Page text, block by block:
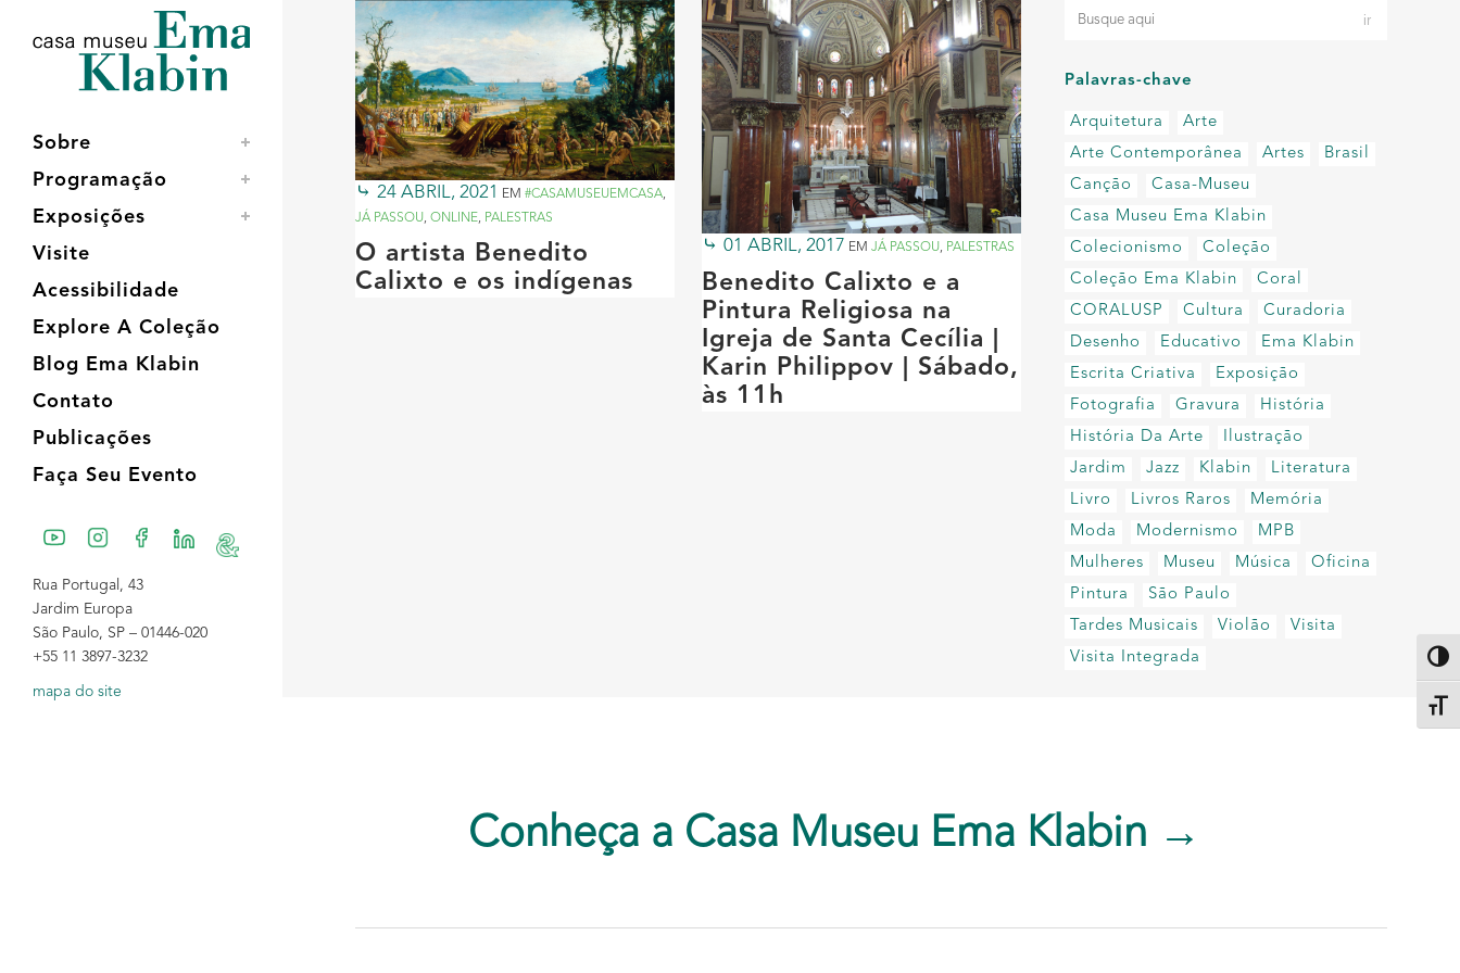
conteúdo
navegação
Sobre
Programação
Exposições
Visite
Acessibilidade
Explore A Coleção
Blog Ema Klabin
Contato
Publicações
Faça Seu Evento
Rua Portugal, 43
Jardim Europa
São Paulo, SP – 01446-020
+55 11 3897-3232
mapa do site
24 ABRIL, 2021 EM #CASAMUSEUEMCASA,
JÁ PASSOU, ONLINE, PALESTRAS
O artista Benedito
Calixto e os indígenas
01 ABRIL, 2017 EM JÁ PASSOU, PALESTRAS
Benedito Calixto e a
Pintura Religiosa na
Igreja de Santa Cecília |
Karin Philippov | Sábado,
às 11h
Palavras-chave
Arquitetura
Arte
Arte Contemporânea
Artes
Brasil
Canção
Casa-Museu
Casa Museu Ema Klabin
Colecionismo
Coleção
Coleção Ema Klabin
Coral
CORALUSP
Cultura
Curadoria
Desenho
Educativo
Ema Klabin
Escrita Criativa
Exposição
Fotografia
Gravura
História
História Da Arte
Ilustração
Jardim
Jazz Klabin
Literatura
Livro
Livros Raros
Memória
Moda
Modernismo
MPB
Mulheres
Museu Música
Oficina
Pintura
São Paulo
Tardes Musicais
Violão
Visita
Visita Integrada
Conheça a Casa Museu Ema Klabin →